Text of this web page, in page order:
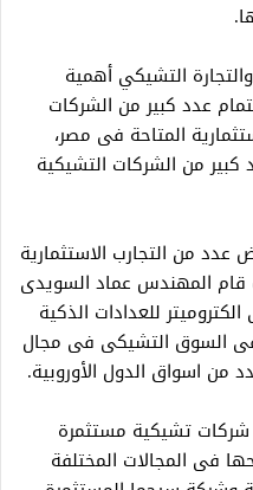
التشيكي أهمية
عدد كبير من الشركات
المتاحة فى مصر،
من الشركات التشيكية
من التجارب الاستثمارية
قام المهندس عماد السويدى
للعدادات الذكية
فى السوق التشيكى فى مجال
من اسواق الدول الأوروبية.
شركات تشيكية مستثمرة
فى المجالات المختلفة